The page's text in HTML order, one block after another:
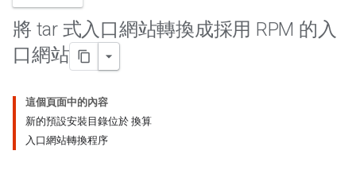
將 tar 式入口網站轉換成採用 RPM 的入
口網站
這個頁面中的內容
新的預設安裝目錄位於 換算
入口網站轉換程序